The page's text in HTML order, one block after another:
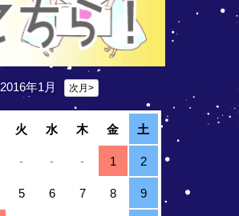
2016年1月 次月>
火 水 木 金 土
- - - 1 2
5 6 7 8 9